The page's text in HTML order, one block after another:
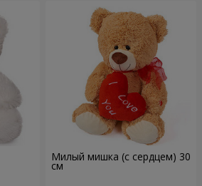
Милый мишка (с сердцем) 30
см